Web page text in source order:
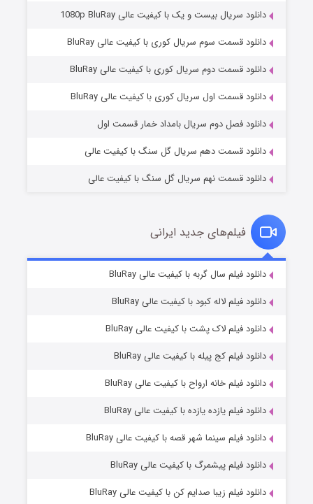
وستی ها
قسمت۱ (زیرنویس) منتشر شد
قسمت۶ (زیرنویس) منتشر شد
دانلود سریال بیست و یک با کیفیت عالی 1080p BluRay
دانلود قسمت سوم سریال کوری با کیفیت عالی BluRay
دانلود قسمت دوم سریال کوری با کیفیت عالی BluRay
دانلود قسمت اول سریال کوری با کیفیت عالی BluRay
دانلود فصل دوم سریال بامداد خمار قسمت اول
دانلود قسمت دهم سریال گل سنگ با کیفیت عالی
دانلود قسمت نهم سریال گل سنگ با کیفیت عالی
فیلم‌های جدید ایرانی
دانلود فیلم سال گربه با کیفیت عالی BluRay
دانلود فیلم لاله کبود با کیفیت عالی BluRay
دانلود فیلم لاک پشت با کیفیت عالی BluRay
دانلود فیلم کج‌ پیله با کیفیت عالی BluRay
دانلود فیلم خانه ارواح با کیفیت عالی BluRay
دانلود فیلم یازده یازده با کیفیت عالی BluRay
دانلود فیلم سینما شهر قصه با کیفیت عالی BluRay
دانلود فیلم پیشمرگ با کیفیت عالی BluRay
دانلود فیلم زیبا صدایم کن با کیفیت عالی BluRay